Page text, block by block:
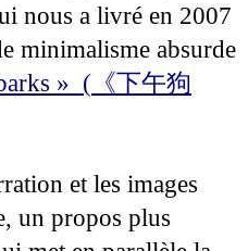
nous a livré en 2007
minimalisme absurde
» ( 《下午狗
et les images
un propos plus